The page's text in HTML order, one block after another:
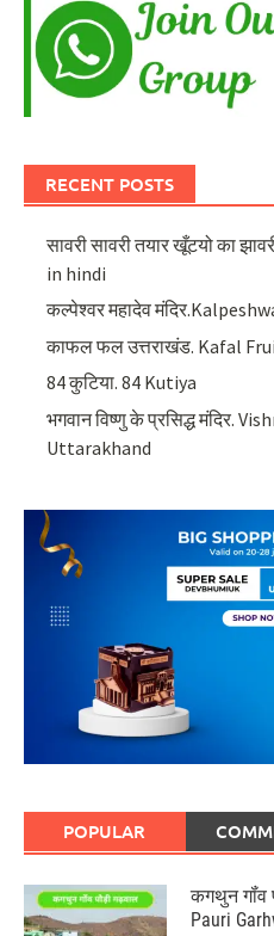
RECENT POSTS
सावरी सावरी तयार खूँटयो का
in hindi
कल्पेश्वर महादेव
काफल फल उत्तराखंड. Kafal
84 कुटिया. 84 Kutiya
भगवान विष्णु के प्रसिद्ध मंदिर.
Uttarakhand
POPULAR
कगथुन गॉंव
Pauri